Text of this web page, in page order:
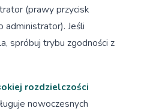
(prawy przycisk
administrator). Jeśli
spróbuj trybu zgodności z
rozdzielczości
nowoczesnych